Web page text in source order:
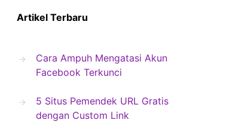
Artikel Terbaru
Cara Ampuh Mengatasi Akun
Facebook Terkunci
5 Situs Pemendek URL Gratis
dengan Custom Link